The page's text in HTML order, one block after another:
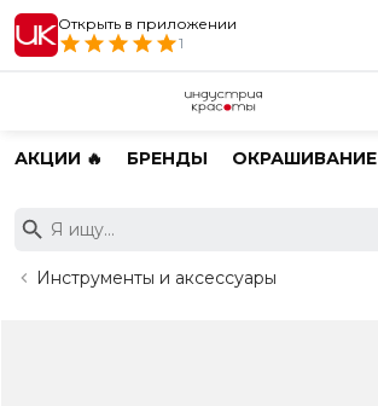
Открыть в приложении
1
АКЦИИ 🔥 БРЕНДЫ ОКРАШИВАНИЕ
Инструменты и аксессуары